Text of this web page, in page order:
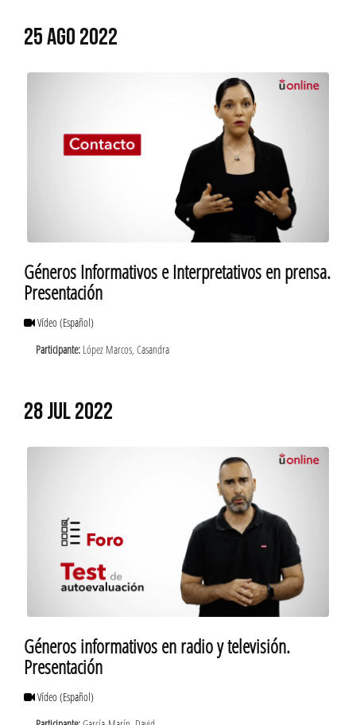
25 AGO 2022
Géneros Informativos e Interpretativos en prensa.
Presentación
Vídeo(Español)
Participante: López Marcos, Casandra
28 JUL 2022
Géneros informativos en radio y televisión.
Presentación
Vídeo(Español)